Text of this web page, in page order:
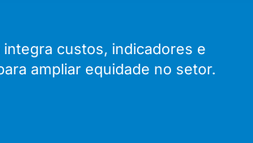
integra custos, indicadores e
ampliar equidade no setor.